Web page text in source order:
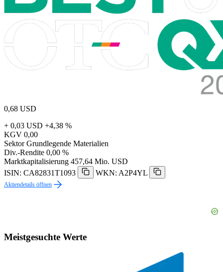
0,68 USD
+ 0,03 USD +4,38 %
KGV 0,00
Sektor Grundlegende Materialien
Div.-Rendite 0,00 %
Marktkapitalisierung 457,64 Mio. USD
ISIN: CA82831T1093
WKN: A2P4YL
Aktiendetails öffnen
Meistgesuchte Werte